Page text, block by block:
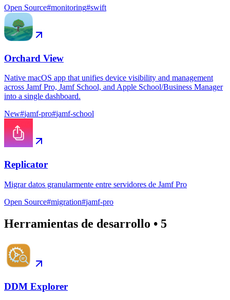
Open Source#monitoring#swift
Orchard View
Native macOS app that unifies device visibility and management
across Jamf Pro, Jamf School, and Apple School/Business Manager
into a single dashboard.
New#jamf-pro#jamf-school
Replicator
Migrar datos granularmente entre servidores de Jamf Pro
Open Source#migration#jamf-pro
Herramientas de desarrollo • 5
DDM Explorer